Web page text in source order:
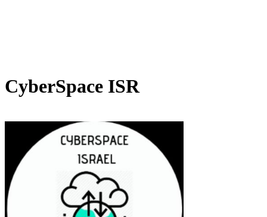
CyberSpace ISR